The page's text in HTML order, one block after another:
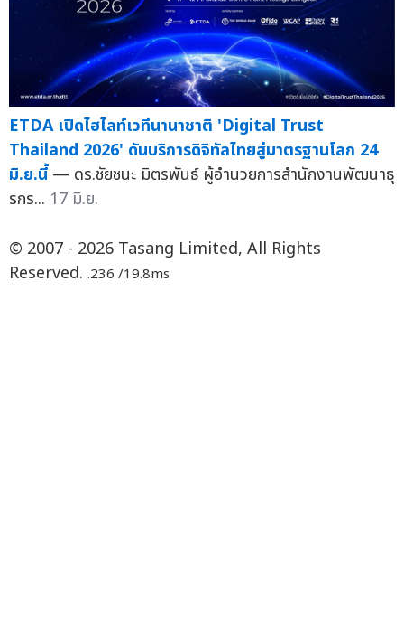
ETDA เปิดไฮไลท์เวทีนานาชาติ 'Digital Trust
Thailand 2026' ดันบริการดิจิทัลไทยสู่มาตรฐานโลก 24
มิ.ย.นี้ — ดร.ชัยชนะ มิตรพันธ์ ผู้อำนวยการสำนักงานพัฒนาธุ
รกร... 17 มิ.ย.
© 2007 - 2026 Tasang Limited, All Rights
Reserved. .236 /19.8ms